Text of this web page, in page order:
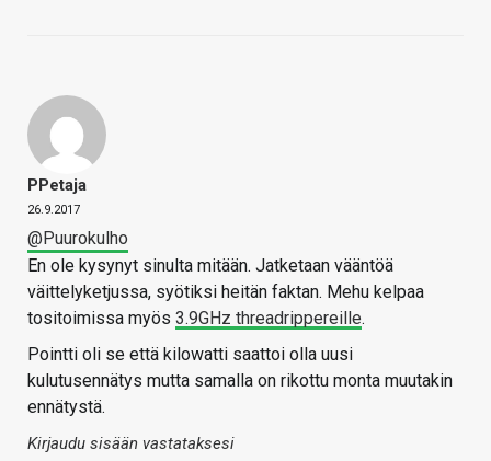
PPetaja
26.9.2017
@Puurokulho
En ole kysynyt sinulta mitään. Jatketaan vääntöä
väittelyketjussa, syötiksi heitän faktan. Mehu kelpaa
tositoimissa myös 3.9GHz threadrippereille.
Pointti oli se että kilowatti saattoi olla uusi
kulutusennätys mutta samalla on rikottu monta muutakin
ennätystä.
Kirjaudu sisään vastataksesi